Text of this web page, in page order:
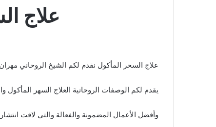
علاج
علاج السحر المأكول​ نقدم لكم الشيخ الروحاني
يقدم لكم الوصفات الروحانية العلاج السهر
وأفضل الأعمال المضمونة والفعالة والتي لاقت